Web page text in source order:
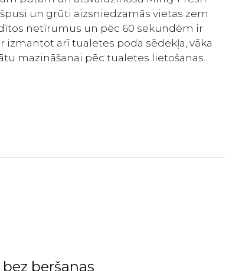
un grūti aizsniedzamās vietas zem
netīrumus un pēc 60 sekundēm ir
izmantot arī tualetes poda sēdekļa, vāka
mazināšanai pēc tualetes lietošanas.
beršanas